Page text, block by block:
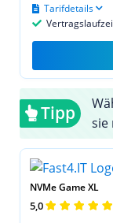
Tarifdetails
Tipp
sie
NVMe Game XL
5,0